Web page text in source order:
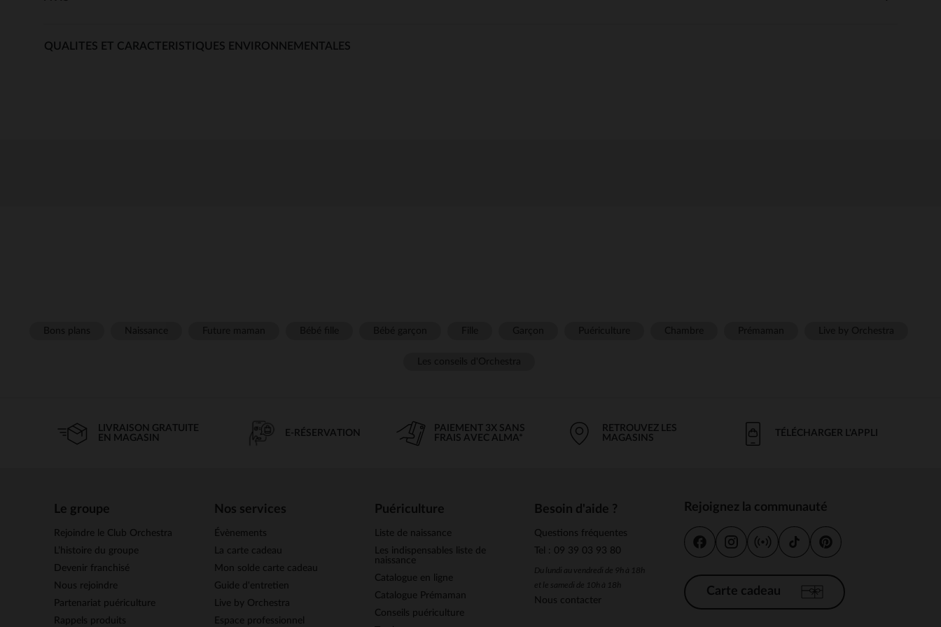
QUALITES ET CARACTERISTIQUES ENVIRONNEMENTALES
LIVRAISON GRATUITE
EN MAGASIN
E-RÉSERVATION
PAIEMENT 3X SANS
FRAIS AVEC ALMA*
RETROUVEZ LES
MAGASINS
TÉLÉCHARGER L'APPLI
Le groupe
Rejoindre le Club Orchestra
L’histoire du groupe
Devenir franchisé
Nous rejoindre
Partenariat puériculture
Rappels produits
Nos services
Évènements
La carte cadeau
Mon solde carte cadeau
Guide d'entretien
Live by Orchestra
Espace professionnel
Puériculture
Liste de naissance
Les indispensables liste de
naissance
Catalogue en ligne
Catalogue Prémaman
Conseils puériculture
Besoin d'aide ?
Questions fréquentes
Tel : 09 39 03 93 80
Du lundi au vendredi de 9h à 18h
et le samedi de 10h à 18h
Nous contacter
Rejoignez la communauté
Carte cadeau